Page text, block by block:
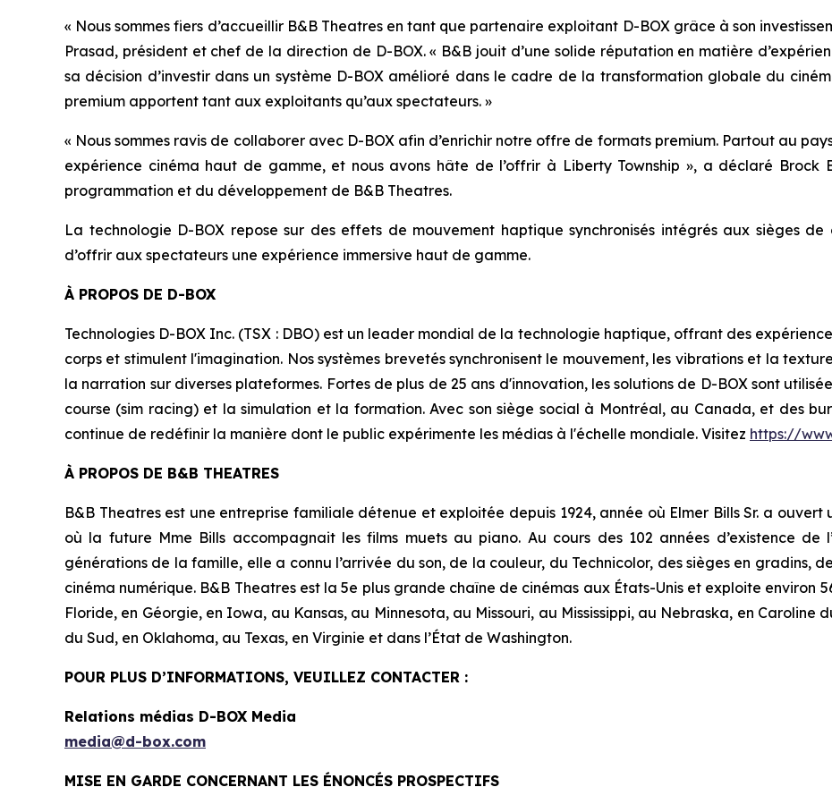
« Nous sommes fiers d’accueillir B&B Theatres en tant que partenaire exploitant D-BOX grâce à son
Prasad, président et chef de la direction de D-BOX. « B&B jouit d’une solide réputation en matière
sa décision d’investir dans un système D-BOX amélioré dans le cadre de la transformation globale du
premium apportent tant aux exploitants qu’aux spectateurs. »
« Nous sommes ravis de collaborer avec D-BOX afin d’enrichir notre offre de formats premium. Partout au
expérience cinéma haut de gamme, et nous avons hâte de l’offrir à Liberty Township », a déclaré
programmation et du développement de B&B Theatres.
La technologie D-BOX repose sur des effets de mouvement haptique synchronisés intégrés aux sièges de
d’offrir aux spectateurs une expérience immersive haut de gamme.
À PROPOS DE D-BOX
Technologies D-BOX Inc. (TSX : DBO) est un leader mondial de la technologie haptique, offrant des
corps et stimulent l'imagination. Nos systèmes brevetés synchronisent le mouvement, les vibrations et la
la narration sur diverses plateformes. Fortes de plus de 25 ans d'innovation, les solutions de D-BOX sont
course (sim racing) et la simulation et la formation. Avec son siège social à Montréal, au Canada, et des
continue de redéfinir la manière dont le public expérimente les médias à l'échelle mondiale. Visitez https://
À PROPOS DE B&B THEATRES
B&B Theatres est une entreprise familiale détenue et exploitée depuis 1924, année où Elmer Bills Sr. a
où la future Mme Bills accompagnait les films muets au piano. Au cours des 102 années d’existence de
générations de la famille, elle a connu l’arrivée du son, de la couleur, du Technicolor, des sièges en gradins,
cinéma numérique. B&B Theatres est la 5e plus grande chaîne de cinémas aux États-Unis et exploite environ
Floride, en Géorgie, en Iowa, au Kansas, au Minnesota, au Missouri, au Mississippi, au Nebraska, en Caroline
du Sud, en Oklahoma, au Texas, en Virginie et dans l’État de Washington.
POUR PLUS D’INFORMATIONS, VEUILLEZ CONTACTER :
Relations médias D-BOX Media
media@d-box.com
MISE EN GARDE CONCERNANT LES ÉNONCÉS PROSPECTIFS